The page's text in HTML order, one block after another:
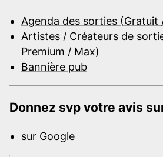
Agenda des sorties (Gratuit
Artistes / Créateurs de
Premium / Max)
Bannière pub
Donnez svp votre avis
sur Google